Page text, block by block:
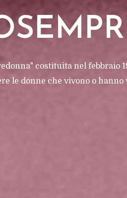
costituita nel febbraio
le donne che vivono o hanno